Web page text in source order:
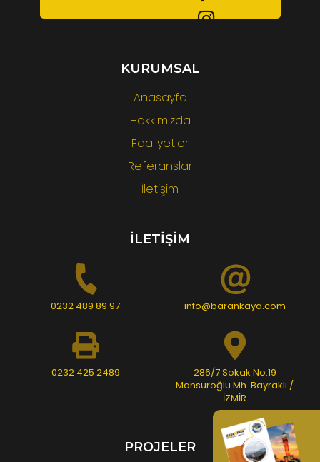
KURUMSAL
Anasayfa
Hakkımızda
Faaliyetler
Referanslar
İletişim
İLETİŞİM
0232 489 89 97 info@barankaya.com
0232 425 2489
286/7 Sokak No:19
Mansuroğlu Mh. Bayraklı /
İZMİR
PROJELER